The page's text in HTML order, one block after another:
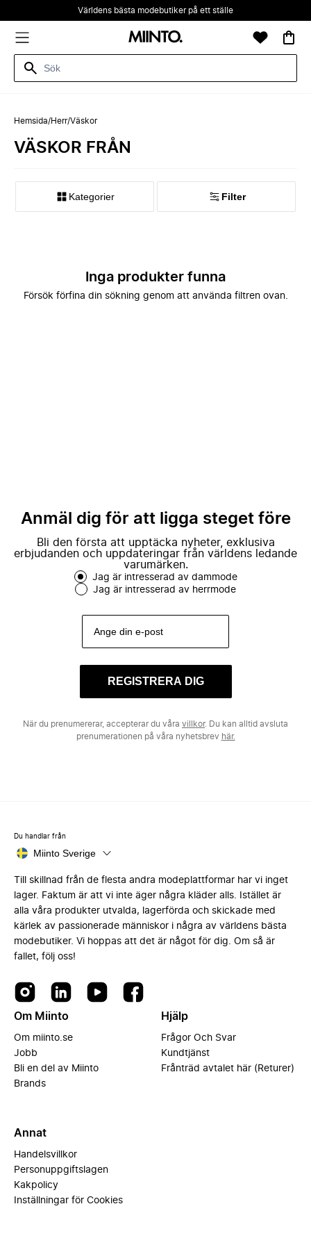
Världens bästa modebutiker på ett ställe
Hemsida/Herr/Väskor
VÄSKOR FRÅN
Kategorier Filter
Inga produkter funna
Försök förfina din sökning genom att använda filtren ovan.
Anmäl dig för att ligga steget före
Bli den första att upptäcka nyheter, exklusiva
erbjudanden och uppdateringar från världens ledande
varumärken.
Jag är intresserad av dammode
Jag är intresserad av herrmode
REGISTRERA DIG
När du prenumererar, accepterar du våra villkor. Du kan alltid avsluta
prenumerationen på våra nyhetsbrev här.
Du handlar från
Miinto Sverige
Till skillnad från de flesta andra modeplattformar har vi inget
lager. Faktum är att vi inte äger några kläder alls. Istället är
alla våra produkter utvalda, lagerförda och skickade med
kärlek av passionerade människor i några av världens bästa
modebutiker. Vi hoppas att det är något för dig. Om så är
fallet, följ oss!
Om Miinto
Om miinto.se
Jobb
Bli en del av Miinto
Brands
Hjälp
Frågor Och Svar
Kundtjänst
Frånträd avtalet här (Returer)
Annat
Handelsvillkor
Personuppgiftslagen
Kakpolicy
Inställningar för Cookies